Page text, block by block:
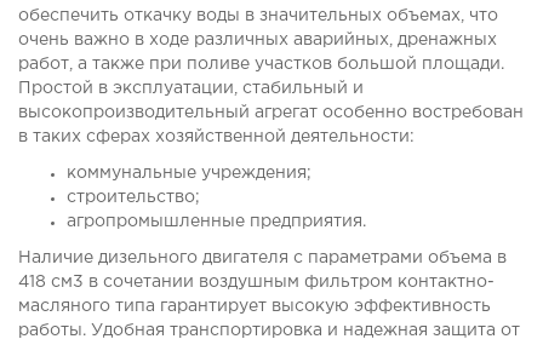
обеспечить откачку воды в значительных объемах, что
очень важно в ходе различных аварийных, дренажных
работ, а также при поливе участков большой площади.
Простой в эксплуатации, стабильный и
высокопроизводительный агрегат особенно востребован
в таких сферах хозяйственной деятельности:
коммунальные учреждения;
строительство;
агропромышленные предприятия.
Наличие дизельного двигателя с параметрами объема в
418 см3 в сочетании воздушным фильтром контактно-
масляного типа гарантирует высокую эффективность
работы. Удобная транспортировка и надежная защита от